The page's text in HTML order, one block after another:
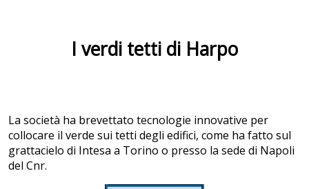
I verdi tetti di Harpo
La società ha brevettato tecnologie innovative per
collocare il verde sui tetti degli edifici, come ha fatto sul
grattacielo di Intesa a Torino o presso la sede di Napoli
del Cnr.